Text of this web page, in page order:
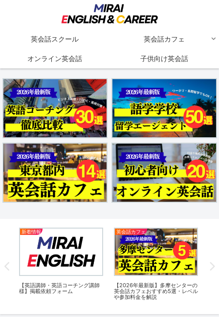
英会話スクール 英会話カフェ
オンライン英会話 子供向け英会話
新着情報
【英語講師・英語コーチング講師
様】掲載依頼フォーム
英会話カフェ
【2026年最新版】多摩センターの
英会話カフェおすすめ5選・レベル
や参加料金を解説